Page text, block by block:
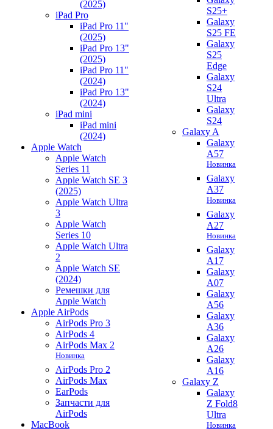
(2025)
iPad Pro
iPad Pro 11"
(2025)
iPad Pro 13"
(2025)
iPad Pro 11"
(2024)
iPad Pro 13"
(2024)
iPad mini
iPad mini
(2024)
Apple Watch
Apple Watch
Series 11
Apple Watch SE 3
(2025)
Apple Watch Ultra
3
Apple Watch
Series 10
Apple Watch Ultra
2
Apple Watch SE
(2024)
Ремешки для
Apple Watch
Apple AirPods
AirPods Pro 3
AirPods 4
AirPods Max 2
Новинка
AirPods Pro 2
AirPods Max
EarPods
Запчасти для
AirPods
MacBook
S25+
Galaxy
S25 FE
Galaxy
S25
Edge
Galaxy
S24
Ultra
Galaxy
S24
Galaxy A
Galaxy
A57
Новинка
Galaxy
A37
Новинка
Galaxy
A27
Новинка
Galaxy
A17
Galaxy
A07
Galaxy
A56
Galaxy
A36
Galaxy
A26
Galaxy
A16
Galaxy Z
Galaxy
Z Fold8
Ultra
Новинка